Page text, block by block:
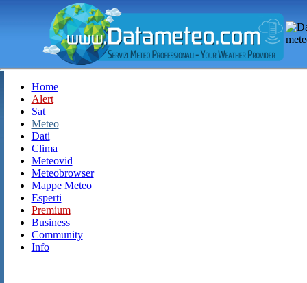
Home
Alert
Sat
Meteo
Dati
Clima
Meteovid
Meteobrowser
Mappe Meteo
Esperti
Premium
Business
Community
Info